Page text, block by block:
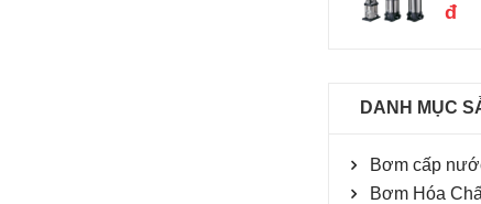
đ
DANH MỤC
Bơm cấp
Bơm Hóa